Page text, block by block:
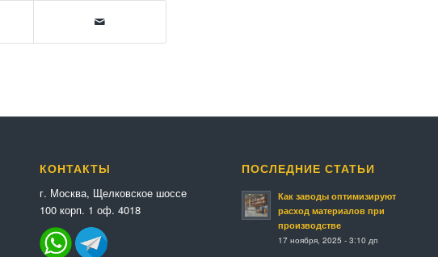
КОНТАКТЫ
г. Москва, Щелковское шоссе
100 корп. 1 оф. 4018
ПОСЛЕДНИЕ СТАТЬИ
Как заводы оптимизируют
расход материалов при
производстве
17 ноября, 2025 - 3:10 дп